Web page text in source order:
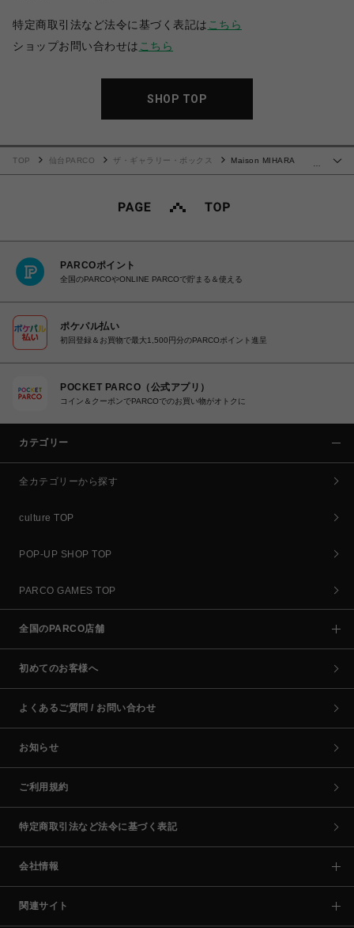
特定商取引法など法令に基づく表記は こちら
ショップお問い合わせは こちら
SHOP TOP
TOP 仙台PARCO ザ・ギャラリー・ボックス
Maison MIHARA
PARCOポイント
全国のPARCOやONLINE PARCOで貯まる＆使える
ポケパル払い
初回登録＆お買物で最大1,500円分のPARCOポイント進呈
POCKET PARCO（公式アプリ）
コイン＆クーポンでPARCOでのお買い物がオトクに
カテゴリー
全カテゴリーから探す
culture TOP
POP-UP SHOP TOP
PARCO GAMES TOP
全国のPARCO店舗
初めてのお客様へ
よくあるご質問 / お問い合わせ
お知らせ
ご利用規約
特定商取引法など法令に基づく表記
会社情報
関連サイト